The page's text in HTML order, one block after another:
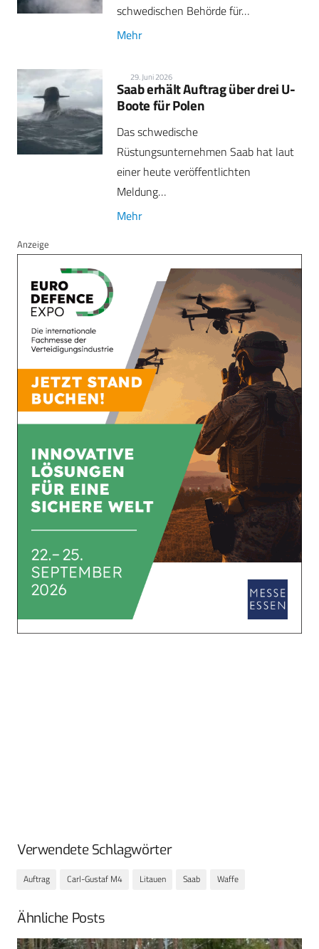
schwedischen Behörde für…
Mehr
29. Juni 2026
Saab erhält Auftrag über drei U-
Boote für Polen
Das schwedische
Rüstungsunternehmen Saab hat laut
einer heute veröffentlichten
Meldung…
Mehr
Anzeige
Verwendete Schlagwörter
Auftrag Carl-Gustaf M4 Litauen Saab Waffe
Ähnliche Posts